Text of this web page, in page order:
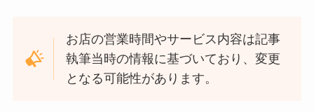
お店の営業時間やサービス内容は記事
執筆当時の情報に基づいており、変更
となる可能性があります。